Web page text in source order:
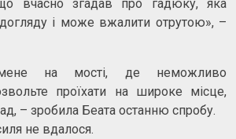
вчасно згадав про гадюку, яка
і може вжалити отрутою», –
на мості, де неможливо
проїхати на широке місце,
– зробила Беата останню спробу.
не вдалося.